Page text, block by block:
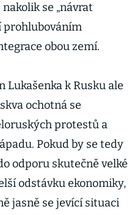
se „návrat
prohlubováním
obou zemí.
Lukašenka k Rusku ale
ochotná se
protestů a
Pokud by se tedy
odporu skutečně velké
odstávku ekonomiky,
jasně se jevící situaci